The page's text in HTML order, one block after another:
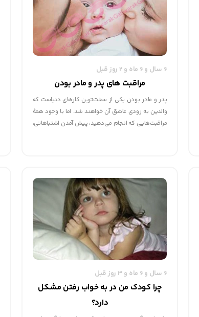
6 سال و 6 ماه و 2 روز قبل
مراقبت های پدر و مادر بودن
پدر و مادر بودن یکی از سخت‌ترین کارهای دنیاست که
والدین به زودی عاشق آن خواهند شد. اما با وجود همۀ
مراقبت‌هایی که انجام می‌دهید، پیش آمدن اشتباهاتی،
6 سال و 6 ماه و 3 روز قبل
چرا کودک من در به خواب رفتن مشکل
دارد؟